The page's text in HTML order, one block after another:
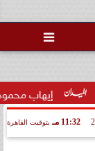

مشروع ”علم
11:32 مـ بتوقيت القاهرة